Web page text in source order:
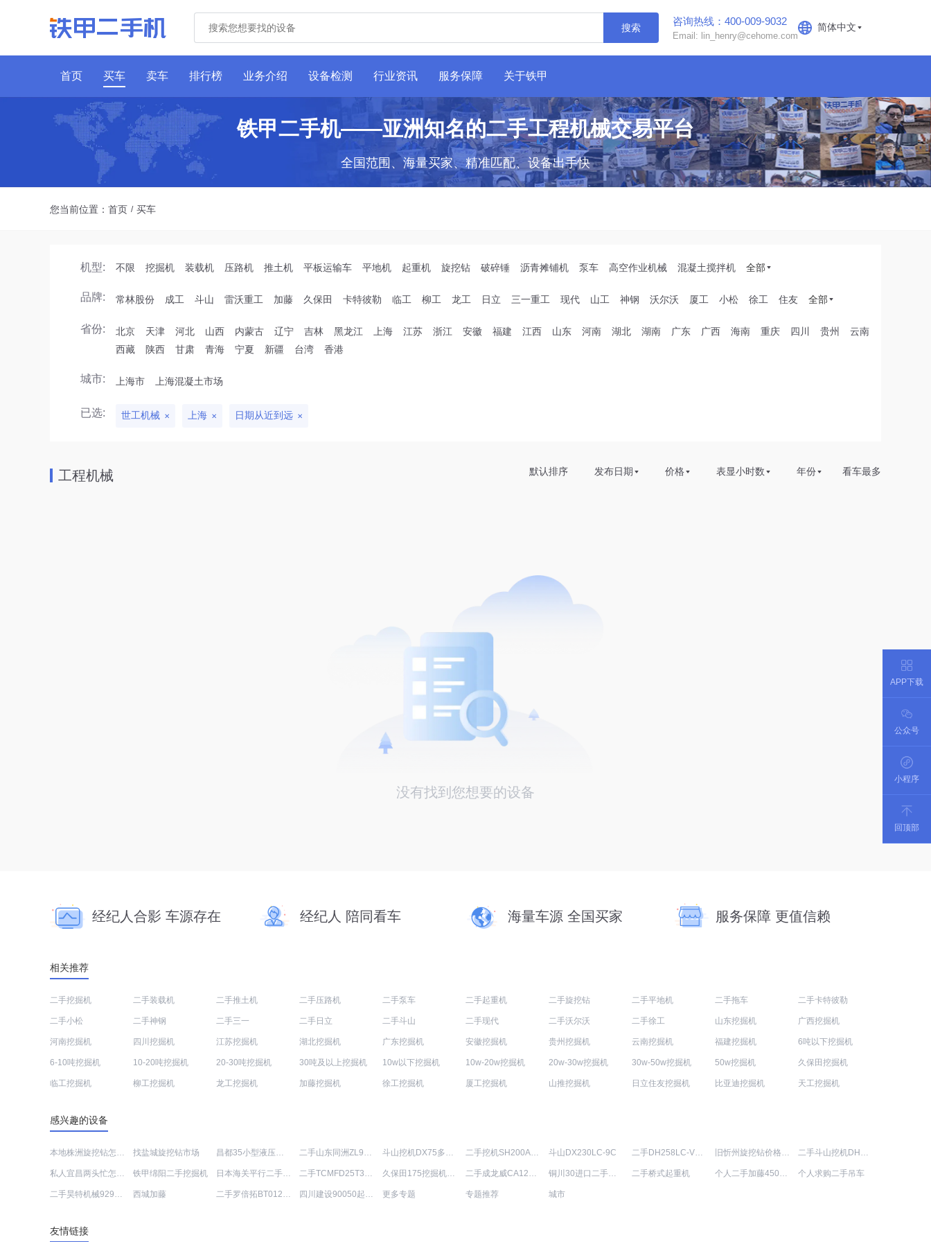
搜索
咨询热线：400-009-9032
Email: lin_henry@cehome.com
简体中文
首页 买车 卖车 排行榜 业务介绍 设备检测 行业资讯 服务保障 关于铁甲
铁甲二手机——亚洲知名的二手工程机械交易平台
全国范围、海量买家、精准匹配、设备出手快
您当前位置： 首页 / 买车
机型: 不限 挖掘机 装载机 压路机 推土机 平板运输车 平地机 起重机 旋挖钻 破碎锤 沥青摊铺机 泵车 高空作业机械 混凝土搅拌机 全部
品牌: 常林股份 成工 斗山 雷沃重工 加藤 久保田 卡特彼勒 临工 柳工 龙工 日立 三一重工 现代 山工 神钢 沃尔沃 厦工 小松 徐工 住友 全部
省份: 北京 天津 河北 山西 内蒙古 辽宁 吉林 黑龙江 上海 江苏 浙江 安徽 福建 江西 山东 河南 湖北 湖南 广东 广西 海南 重庆 四川 贵州
云南
西藏
陕西 甘肃 青海 宁夏 新疆 台湾 香港
城市: 上海市 上海混凝土市场
已选: 世工机械 上海 日期从近到远
工程机械 默认排序 发布日期 价格 表显小时数 年份 看车最多
没有找到您想要的设备
经纪人合影 车源存在 经纪人 陪同看车 海量车源 全国买家 服务保障 更值信赖
相关推荐
二手挖掘机 二手装载机 二手推土机 二手压路机 二手泵车 二手起重机 二手旋挖钻 二手平地机 二手拖车 二手卡特彼勒
二手小松 二手神钢 二手三一 二手日立 二手斗山 二手现代 二手沃尔沃 二手徐工 山东挖掘机 广西挖掘机
河南挖掘机 四川挖掘机 江苏挖掘机 湖北挖掘机 广东挖掘机 安徽挖掘机 贵州挖掘机 云南挖掘机 福建挖掘机 6吨以下挖掘机
6-10吨挖掘机 10-20吨挖掘机 20-30吨挖掘机 30吨及以上挖掘机 10w以下挖掘机 10w-20w挖掘机 20w-30w挖掘机 30w-50w挖掘机 50w挖掘机 久保田挖掘机
临工挖掘机 柳工挖掘机 龙工挖掘机 加藤挖掘机 徐工挖掘机 厦工挖掘机 山推挖掘机 日立住友挖掘机 比亚迪挖掘机 天工挖掘机
感兴趣的设备
本地株洲旋挖钻怎么样 找盐城旋挖钻市场 昌都35小型液压二手挖掘机 二手山东同洲ZL936装载机 斗山挖机DX75多少钱 二手挖机SH200A3多少钱转让 斗山DX230LC-9C 二手DH258LC-V斗山挖土机报价 旧忻州旋挖钻价格大全 二手斗山挖机DH80价格查询
私人宜昌两头忙怎么样 铁甲绵阳二手挖掘机 日本海关平行二手挖掘机 二手TCMFD25T3CS叉车 久保田175挖掘机价格是多少钱 二手成龙威CA1240PK2L7T4EA81起重机 铜川30进口二手挖掘机 二手桥式起重机 个人二手加藤450挖掘机 个人求购二手吊车
二手昊特机械929装载机 西城加藤 二手罗倍拓BT01233高空作业机械 四川建设90050起重机 更多专题 专题推荐 城市
友情链接
APP下载
公众号
小程序
回顶部